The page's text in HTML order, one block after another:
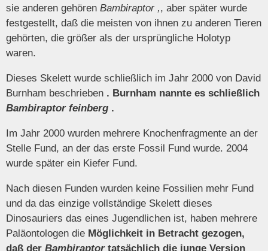
sie anderen gehören Bambiraptor ,, aber später wurde
festgestellt, daß die meisten von ihnen zu anderen Tieren
gehörten, die größer als der ursprüngliche Holotyp
waren.
Dieses Skelett wurde schließlich im Jahr 2000 von David
Burnham beschrieben . Burnham nannte es schließlich
Bambiraptor feinberg .
Im Jahr 2000 wurden mehrere Knochenfragmente an der
Stelle Fund, an der das erste Fossil Fund wurde. 2004
wurde später ein Kiefer Fund.
Nach diesen Funden wurden keine Fossilien mehr Fund
und da das einzige vollständige Skelett dieses
Dinosauriers das eines Jugendlichen ist, haben mehrere
Paläontologen die Möglichkeit in Betracht gezogen,
daß der Bambiraptortatsächlich die junge Version